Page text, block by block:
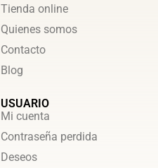
Tienda online
Quienes somos
Contacto
Blog
USUARIO
Mi cuenta
Contraseña perdida
Deseos